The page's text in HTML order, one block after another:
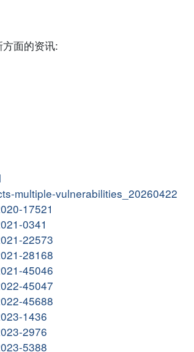
面的资讯:
multiple-vulnerabilities_20260422
17521
0341
22573
28168
45046
45047
45688
1436
2976
5388